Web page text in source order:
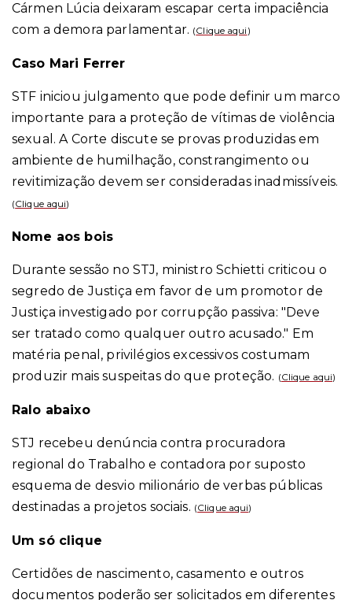
Cármen Lúcia deixaram escapar certa impaciência
com a demora parlamentar. (Clique aqui )
Caso Mari Ferrer
STF iniciou julgamento que pode definir um marco
importante para a proteção de vítimas de violência
sexual. A Corte discute se provas produzidas em
ambiente de humilhação, constrangimento ou
revitimização devem ser consideradas inadmissíveis.
(Clique aqui)
Nome aos bois
Durante sessão no STJ, ministro Schietti criticou o
segredo de Justiça em favor de um promotor de
Justiça investigado por corrupção passiva: "Deve
ser tratado como qualquer outro acusado." Em
matéria penal, privilégios excessivos costumam
produzir mais suspeitas do que proteção. (Clique aqui)
Ralo abaixo
STJ recebeu denúncia contra procuradora
regional do Trabalho e contadora por suposto
esquema de desvio milionário de verbas públicas
destinadas a projetos sociais. (Clique aqui)
Um só clique
Certidões de nascimento, casamento e outros
documentos poderão ser solicitados em diferentes